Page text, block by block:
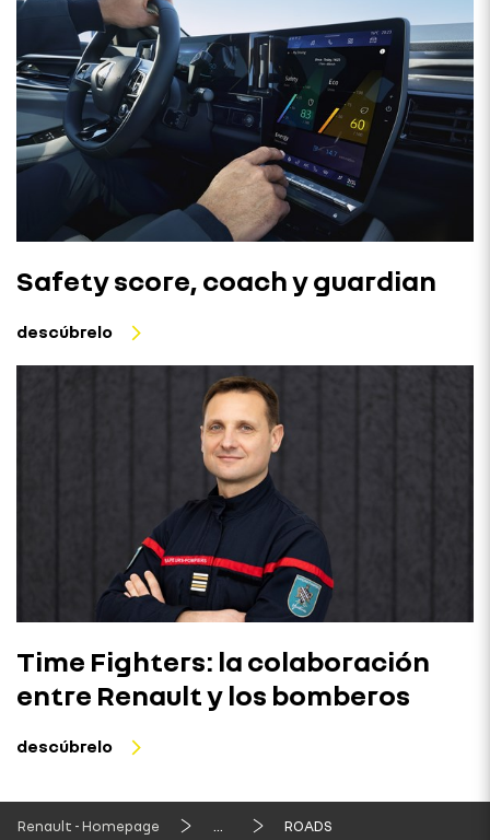
Safety score, coach y guardian
descúbrelo
Time Fighters: la colaboración
entre Renault y los bomberos
descúbrelo